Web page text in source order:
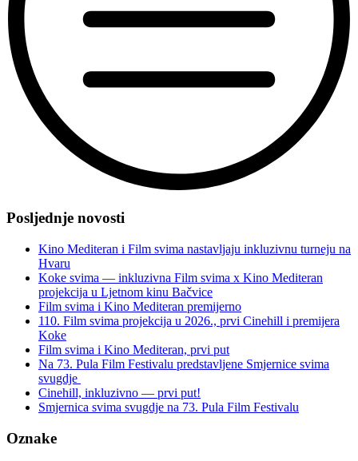
je
Knjige
svima!”
Posljednje novosti
Kino Mediteran i Film svima nastavljaju inkluzivnu turneju na
Hvaru
Koke svima — inkluzivna Film svima x Kino Mediteran
projekcija u Ljetnom kinu Bačvice
Film svima i Kino Mediteran premijerno
110. Film svima projekcija u 2026., prvi Cinehill i premijera
Koke
Film svima i Kino Mediteran, prvi put
Na 73. Pula Film Festivalu predstavljene Smjernice svima
svugdje
Cinehill, inkluzivno — prvi put!
Smjernica svima svugdje na 73. Pula Film Festivalu
Oznake